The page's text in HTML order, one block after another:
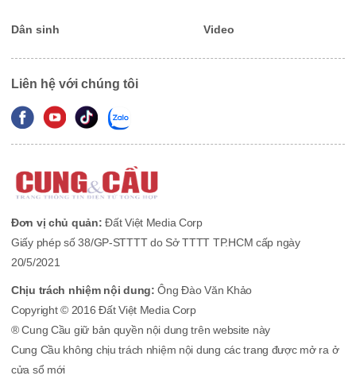
Dân sinh Video
Liên hệ với chúng tôi
Đơn vị chủ quản: Đất Việt Media Corp
Giấy phép số 38/GP-STTTT do Sở TTTT TP.HCM cấp ngày
20/5/2021
Chịu trách nhiệm nội dung:Ông Đào Văn Khảo
Copyright © 2016 Đất Việt Media Corp
® Cung Cầu giữ bản quyền nội dung trên website này
Cung Cầu không chịu trách nhiệm nội dung các trang được mở ra ở
cửa sổ mới